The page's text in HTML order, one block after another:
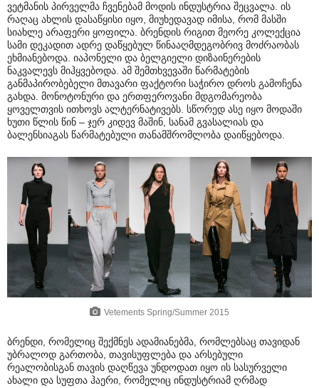
ვეტმანის პირველმა ჩვენებამ მოდის ინდუსტრია შეცვალა. ის
რაღაც ახლის დასაწყისი იყო, მიუხედავად იმისა, რომ მასში
სიახლე არაფერი ყოფილა. ბრენდის რიგით მეორე კოლექცია
სამი დეკადით ადრე დაწყებულ წინააღმდეგობრივ მოძრაობას
ეხმიანებოდა. იაპონელი და ბელგიელი დიზაინერების
ნაკვალევს მიჰყვებოდა. ამ შემთხვევაში წარმატების
განმაპირობებელი მთავარი ფაქტორი საჭირო დროს გამოჩენა
გახდა. მონოტონური და ერთფეროვანი მდგომარეობა
ყოველთვის ითხოვს ალტერნატივებს. სწორედ ასე იყო მოდაში
ხუთი წლის წინ – ჯერ კიდევ მაშინ, სანამ გვასალიას და
ბალენსიაგას წარმატებული თანამშრომლობა დაიწყებოდა.
Vetements Spring/Summer 2015
ბრენდი, რომელიც შექმნეს ადამიანებმა, რომლებსაც თავიდან
უბრალოდ გართობა, თავისუფლება და არსებული
რეალობისგან თავის დაღწევა უნდოდათ იყო ის სასურველი
ახალი და სუფთა ჰაერი, რომელიც ინდუსტრიამ ღრმად